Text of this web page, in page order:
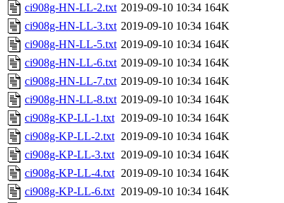
ci908g-HN-LL-2.txt 2019-09-10 10:34 164K
ci908g-HN-LL-3.txt 2019-09-10 10:34 164K
ci908g-HN-LL-5.txt 2019-09-10 10:34 164K
ci908g-HN-LL-6.txt 2019-09-10 10:34 164K
ci908g-HN-LL-7.txt 2019-09-10 10:34 164K
ci908g-HN-LL-8.txt 2019-09-10 10:34 164K
ci908g-KP-LL-1.txt 2019-09-10 10:34 164K
ci908g-KP-LL-2.txt 2019-09-10 10:34 164K
ci908g-KP-LL-3.txt 2019-09-10 10:34 164K
ci908g-KP-LL-4.txt 2019-09-10 10:34 164K
ci908g-KP-LL-6.txt 2019-09-10 10:34 164K